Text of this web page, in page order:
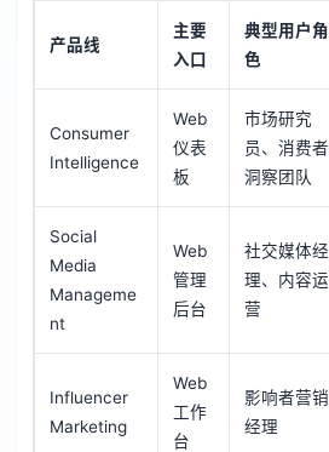
产品线
主要
入口
典型用户角
色
Consumer
Intelligence
Web
仪表
板
市场研究
员、消费者
洞察团队
Social
Media
Manageme
nt
Web
管理
后台
社交媒体经
理、内容运
营
Influencer
Marketing
Web
工作
台
影响者营销
经理